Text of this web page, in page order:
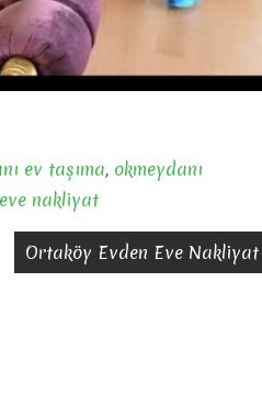
ev taşıma, okmeydanı
nakliyat
Ortaköy Evden Eve Nakliyat